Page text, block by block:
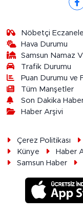
Nöbetçi
Hava Durumu
Samsun Namaz
Trafik Durumu
Puan Durumu ve
Tüm Manşetler
Son Dakika
Haber Arşivi
Çerez Politikası
Künye
Haber
Samsun Haber